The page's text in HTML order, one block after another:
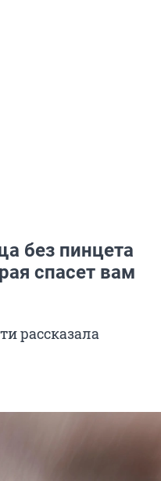
без пинцета
спасет вам
рассказала